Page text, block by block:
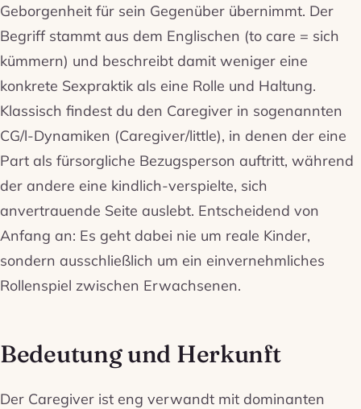
Geborgenheit für sein Gegenüber übernimmt. Der
Begriff stammt aus dem Englischen (to care = sich
kümmern) und beschreibt damit weniger eine
konkrete Sexpraktik als eine Rolle und Haltung.
Klassisch findest du den Caregiver in sogenannten
CG/l-Dynamiken (Caregiver/little), in denen der eine
Part als fürsorgliche Bezugsperson auftritt, während
der andere eine kindlich-verspielte, sich
anvertrauende Seite auslebt. Entscheidend von
Anfang an: Es geht dabei nie um reale Kinder,
sondern ausschließlich um ein einvernehmliches
Rollenspiel zwischen Erwachsenen.
Bedeutung und Herkunft
Der Caregiver ist eng verwandt mit dominanten